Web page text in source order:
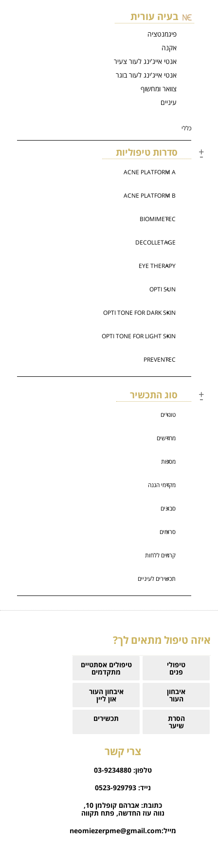
בעיה עורית
פיגמנטציה
אקנה
אנטי אייג'ינג לעור צעיר
אנטי אייג'ינג לעור בוגר
צוואר ומחשוף
עיניים
כללי
סדרות טיפוליות
ACNE PLATFORM A
ACNE PLATFORM B
BIOMIMETEC
DECOLLETAGE
EYE THERAPY
OPTI SUN
OPTI TONE FOR DARK SKIN
OPTI TONE FOR LIGHT SKIN
PREVENTEC
סוג התכשיר
טונרים
מחדשים
מסכות
מקדמי הגנה
סבונים
סרומים
קרמים ללחות
תכשירים לעיניים
איזה טיפול מתאים לך?
טיפולי
פנים
טיפולים אסתטיים
מתקדמים
איבחון
העור
איבחון העור
און ליין
הסרת
שיער
תכשירים
צרי קשר
טלפון:03-9234880
נייד:0523-929793
כתובת:אברהם קופלמן 10,
נווה עוז החדשה, פתח תקווה
מייל:neomiezerpme@gmail.com